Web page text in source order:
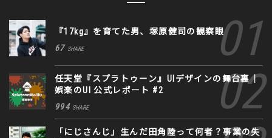
『17kg』を育てた男、塚原健司の観察眼
67 SHARE
任天堂『スプラトゥーン』UIデザインの舞台裏｜
娯楽のUI 公式レポート #2
994 SHARE
「にじさんじ」生んだ田角陸って何者？事業の失